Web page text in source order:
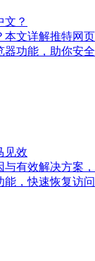
文？
本文详解推特网页
器功能，助你安全
见效
有效解决方案，
，快速恢复访问